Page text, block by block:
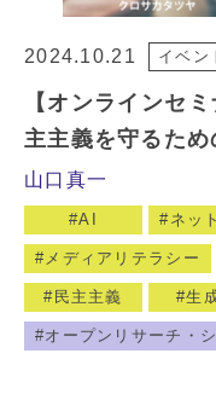
2024.10.21 イベン
【オンラインセ
主主義を守るため
山口真一
AI ネッ
メディアリテラシー
民主主義 生
オープンリサーチ・